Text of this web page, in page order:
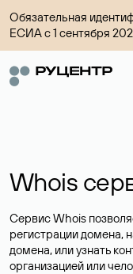
Обязательная
ЕСИА с 1 сентября
Whois
Сервис Whois
регистрации домена,
домена, или узнать
организацией или